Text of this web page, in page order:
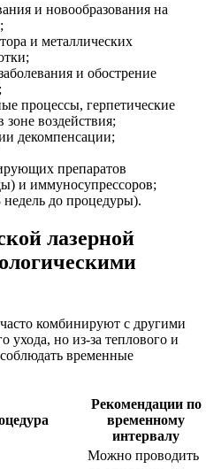
и новообразования на
и металлических
и обострение
процессы, герпетические
воздействия;
декомпенсации;
препаратов
и иммуносупрессоров;
до процедуры).
лазерной
комбинируют с другими
ухода, но из-за теплового и
временные
Рекомендации по
временному
интервалу
Можно проводить